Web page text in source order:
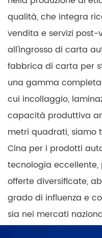
qualità, che integra
vendita e servizi
all'ingrosso di carta
fabbrica di carta per
una gamma
cui incollaggio,
capacità produttiva
metri quadrati, siamo
Cina per i prodotti
tecnologia
offerte diversificate,
grado di influenza e
sia nei mercati